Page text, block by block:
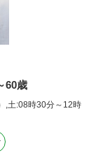
60歳
,土:08時30分～12時